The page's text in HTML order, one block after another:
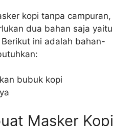
kopi tanpa campuran,
dua bahan saja yaitu
ini adalah bahan-
bubuk kopi
Masker Kopi